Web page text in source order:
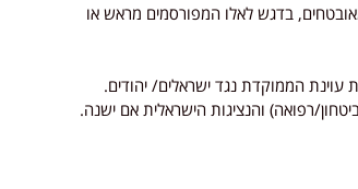
בדגש לאלו המפורסמים מראש או